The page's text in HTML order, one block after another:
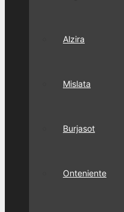
Alzira
Mislata
Burjasot
Onteniente